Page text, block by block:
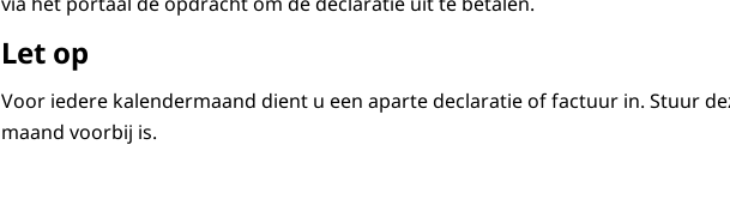
Let op
Voor iedere kalendermaand dient u een aparte declaratie of factuur in. Stuur
maand voorbij is.